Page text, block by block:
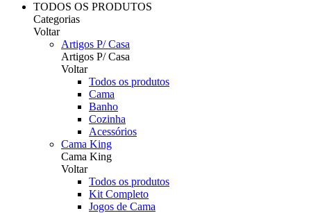
TODOS OS PRODUTOS
Categorias
Voltar
Artigos P/ Casa
Artigos P/ Casa
Voltar
Todos os produtos
Cama
Banho
Cozinha
Acessórios
Cama King
Cama King
Voltar
Todos os produtos
Kit Completo
Jogos de Cama